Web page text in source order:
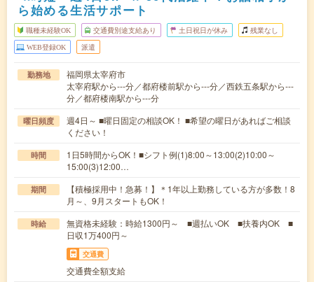
ら始める生活サポート
職種未経験OK 交通費別途支給あり 土日祝日が休み 残業なし
WEB登録OK 派遣
勤務地
福岡県太宰府市
太宰府駅から---分／都府楼前駅から---分／西鉄五条駅から---
分／都府楼南駅から---分
曜日頻度
週4日～ ■曜日固定の相談OK！ ■希望の曜日があればご相談
ください！
時間
1日5時間からOK！■シフト例(1)8:00～13:00(2)10:00～
15:00(3)12:00…
期間
【積極採用中！急募！】＊1年以上勤務している方が多数！8
月～、9月スタートもOK！
時給
無資格未経験：時給1300円～ ■週払いOK ■扶養内OK ■
日収1万400円～
交通費
交通費全額支給